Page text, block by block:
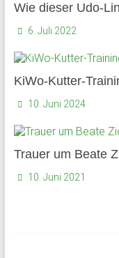
Wie dieser Udo-
6. Juli 2022
KiWo-Kutter-
10. Juni 2024
Trauer um Beate
10. Juni 2021